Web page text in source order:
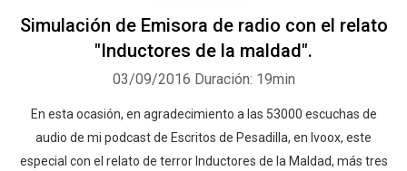
Simulación de Emisora de radio con el relato
"Inductores de la maldad".
03/09/2016 Duración: 19min
En esta ocasión, en agradecimiento a las 53000 escuchas de
audio de mi podcast de Escritos de Pesadilla, en Ivoox, este
especial con el relato de terror Inductores de la Maldad, más tres